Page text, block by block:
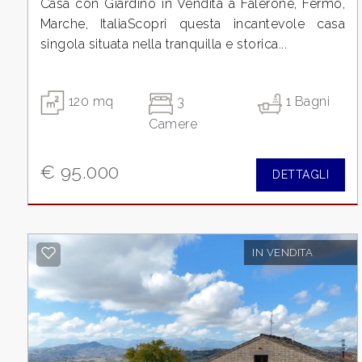
Casa con Giardino in Vendita a Falerone, Fermo,
Marche, ItaliaScopri questa incantevole casa
singola situata nella tranquilla e storica...
120 mq
3
Camere
1 Bagni
€ 95.000 DETTAGLI
IN VENDITA
4
5
5+
minimi
1
2